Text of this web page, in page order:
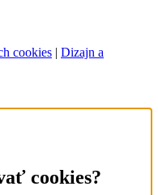
cookies | Dizajn a
cookies?